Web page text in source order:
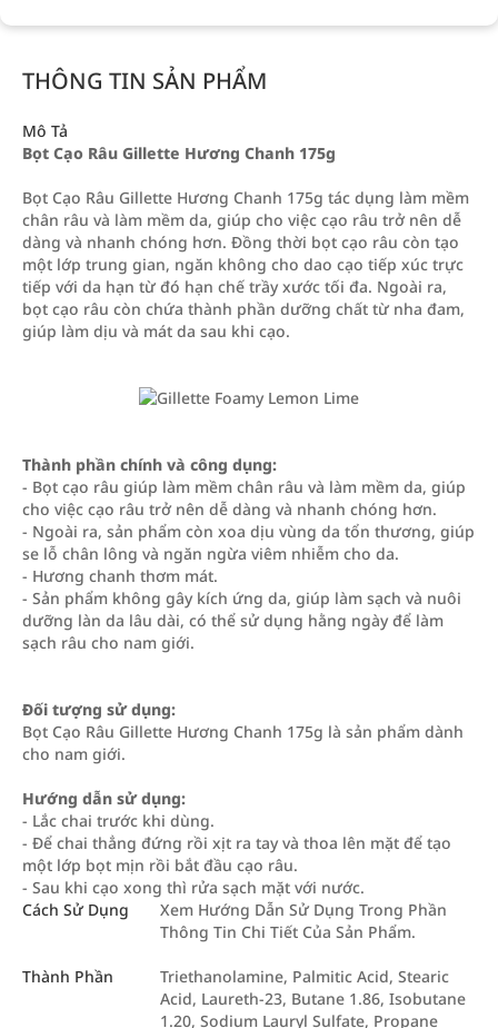
THÔNG TIN SẢN PHẨM
Mô Tả
Bọt Cạo Râu Gillette Hương Chanh 175g
Bọt Cạo Râu Gillette Hương Chanh 175g tác dụng làm mềm
chân râu và làm mềm da, giúp cho việc cạo râu trở nên dễ
dàng và nhanh chóng hơn. Đồng thời bọt cạo râu còn tạo
một lớp trung gian, ngăn không cho dao cạo tiếp xúc trực
tiếp với da hạn từ đó hạn chế trầy xước tối đa. Ngoài ra,
bọt cạo râu còn chứa thành phần dưỡng chất từ nha đam,
giúp làm dịu và mát da sau khi cạo.
Thành phần chính và công dụng:
- Bọt cạo râu giúp làm mềm chân râu và làm mềm da, giúp
cho việc cạo râu trở nên dễ dàng và nhanh chóng hơn.
- Ngoài ra, sản phẩm còn xoa dịu vùng da tổn thương, giúp
se lỗ chân lông và ngăn ngừa viêm nhiễm cho da.
- Hương chanh thơm mát.
- Sản phẩm không gây kích ứng da, giúp làm sạch và nuôi
dưỡng làn da lâu dài, có thể sử dụng hằng ngày để làm
sạch râu cho nam giới.
Đối tượng sử dụng:
Bọt Cạo Râu Gillette Hương Chanh 175g là sản phẩm dành
cho nam giới.
Hướng dẫn sử dụng:
- Lắc chai trước khi dùng.
- Để chai thẳng đứng rồi xịt ra tay và thoa lên mặt để tạo
một lớp bọt mịn rồi bắt đầu cạo râu.
- Sau khi cạo xong thì rửa sạch mặt với nước.
Cách Sử Dụng
Xem Hướng Dẫn Sử Dụng Trong Phần
Thông Tin Chi Tiết Của Sản Phẩm.
Thành Phần
Triethanolamine, Palmitic Acid, Stearic
Acid, Laureth-23, Butane 1.86, Isobutane
1.20, Sodium Lauryl Sulfate, Propane